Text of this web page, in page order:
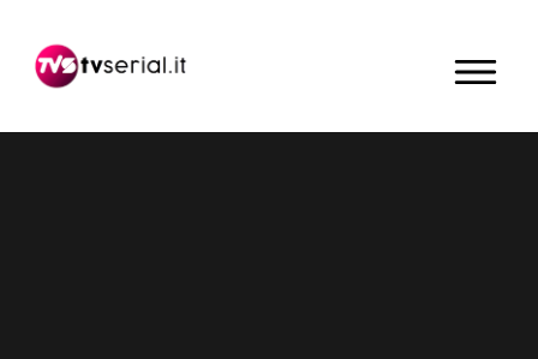
navigazione
contenuto
barra
primaria
MENU